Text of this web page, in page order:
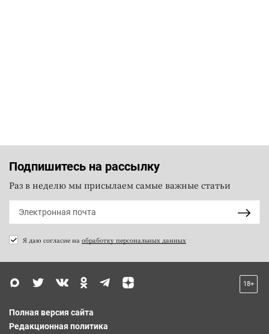
Подпишитесь на рассылку
Раз в неделю мы присылаем самые важные статьи
Я даю согласие на обработку персональных данных
18+
Полная версия сайта
Редакционная политика